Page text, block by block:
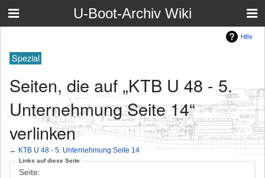
U-Boot-Archiv Wiki
Hilfe
Spezial
Seiten, die auf „KTB U 48 - 5.
Unternehmung Seite 14“
verlinken
← KTB U 48 - 5. Unternehmung Seite 14
Links auf diese Seite
Seite: